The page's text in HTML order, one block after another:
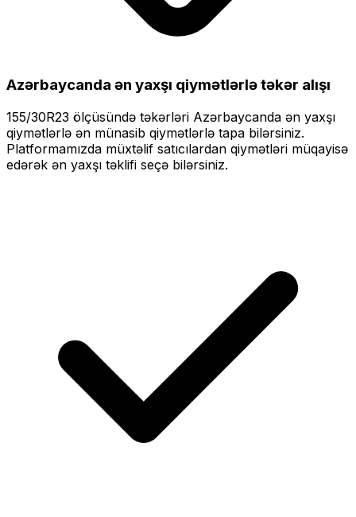
Azərbaycanda ən yaxşı qiymətlərlətəkər alışı
155/30R23 ölçüsündə təkərləri Azərbaycanda ən yaxşı
qiymətlərlə ən münasib qiymətlərlə tapa bilərsiniz.
Platformamızda müxtəlif satıcılardan qiymətləri müqayisə
edərək ən yaxşı təklifi seçə bilərsiniz.